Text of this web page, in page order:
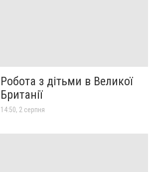
Робота з дітьми в Великої
Британії
14:50, 2 серпня